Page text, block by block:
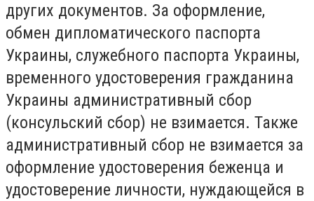
других документов. За оформление,
обмен дипломатического паспорта
Украины, служебного паспорта Украины,
временного удостоверения гражданина
Украины административный сбор
(консульский сбор) не взимается. Также
административный сбор не взимается за
оформление удостоверения беженца и
удостоверение личности, нуждающейся в